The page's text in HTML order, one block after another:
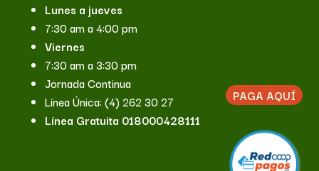
Lunes a jueves
7:30 am a 4:00 pm
Viernes
7:30 am a 3:30 pm
Jornada Continua
Línea Única: (4) 262 30 27
Línea Gratuita 018000428111
PAGA AQUÍ